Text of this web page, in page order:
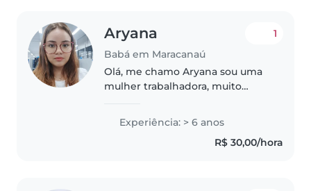
Aryana
Babá em Maracanaú
1
Olá, me chamo Aryana sou uma
mulher trabalhadora, muito
cuidadosa, sou simpática,
paciência e sou apaixonada por
crianças, meu sonho é ser mãe e
Experiência: > 6 anos
R$ 30,00/hora